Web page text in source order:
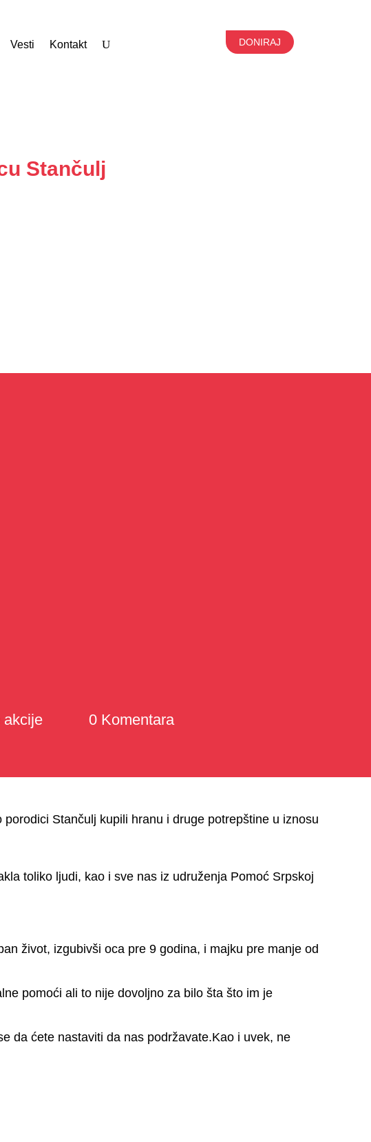
Vesti Kontakt DONIRAJ
Stančulj
akcije 0 Komentara
Stančulj kupili hranu i druge potrepštine u iznosu
toliko ljudi, kao i sve nas iz udruženja Pomoć Srpskoj
život, izgubivši oca pre 9 godina, i majku pre manje od
pomoći ali to nije dovoljno za bilo šta što im je
da ćete nastaviti da nas podržavate.Kao i uvek, ne